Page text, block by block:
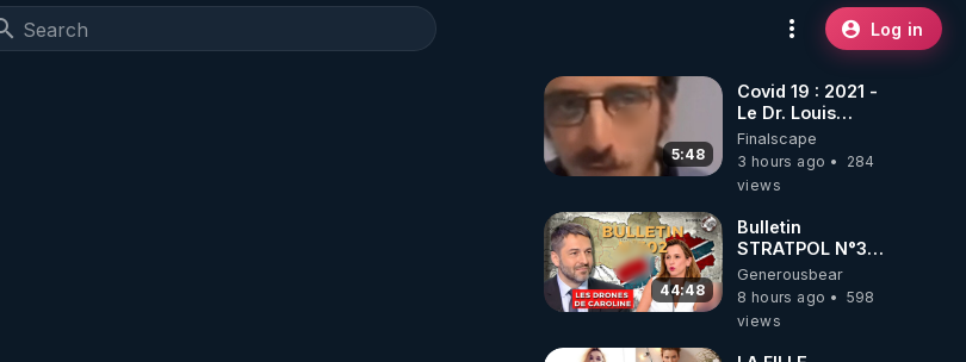
Log in
5:48
Covid 19 : 2021 -
Le Dr. Louis
Fouché renverse
le plateau de
CNews !
Finalscape
3 hours ago
284
views
44:48
Bulletin
STRATPOL N°302.
Armée des
drones, MS-21 en
série, missiles
07.08.2026.
Generousbear
8 hours ago
598
views